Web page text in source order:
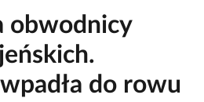
obwodnicy
do rowu